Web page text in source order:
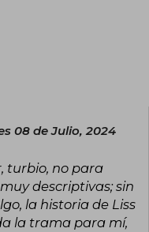
pueblo religioso. Su
y eventos literarios,
sobre la escritura
08 de Julio, 2024
turbio, no para
descriptivas; sin
la historia de Liss
la trama para mí,